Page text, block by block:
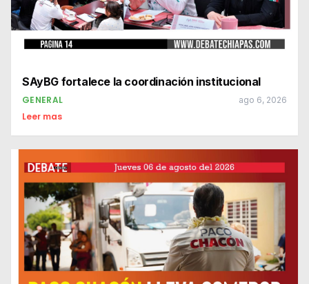
SAyBG fortalece la coordinación institucional
GENERAL ago 6, 2026
Leer mas